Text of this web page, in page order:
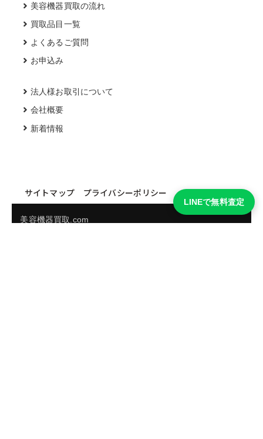
美容機器買取の流れ
買取品目一覧
よくあるご質問
お申込み
法人様お取引について
会社概要
新着情報
サイトマップ プライバシーポリシー
美容機器買取.com
LINEで無料査定